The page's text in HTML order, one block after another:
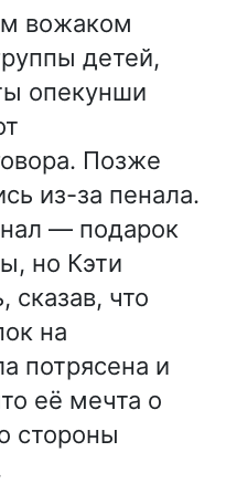
вожаком
детей,
опекунши
Позже
из-за пенала.
— подарок
но Кэти
сказав, что
на
потрясена и
её мечта о
стороны